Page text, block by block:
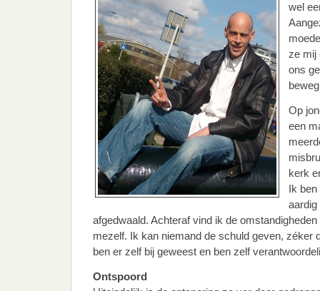
wel
ze mij
ons
Op
een
kerk
Ik ben
aardig
afgedwaald. Achteraf vind ik de
mezelf. Ik kan niemand de schuld geven, zéker
ben er zelf bij geweest en ben zelf
Ontspoord